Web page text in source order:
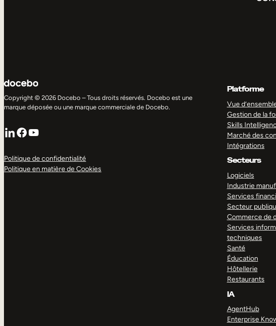
Copyright © 2026 Docebo – Tous droits réservés. Docebo est une
marque déposée ou une marque commerciale de Docebo.
LinkedIn
Facebook
YouTube
Politique de confidentialité
Politique en matière de Cookies
Platforme
Vue
Gestion de la
Skills
Marché des
Intégrations
Secteurs
Logiciels
Industrie
Services
Secteur
Commerce de
Services
techniques
Santé
Éducation
Hôtellerie
Restaurants
IA
AgentHub
Enterprise